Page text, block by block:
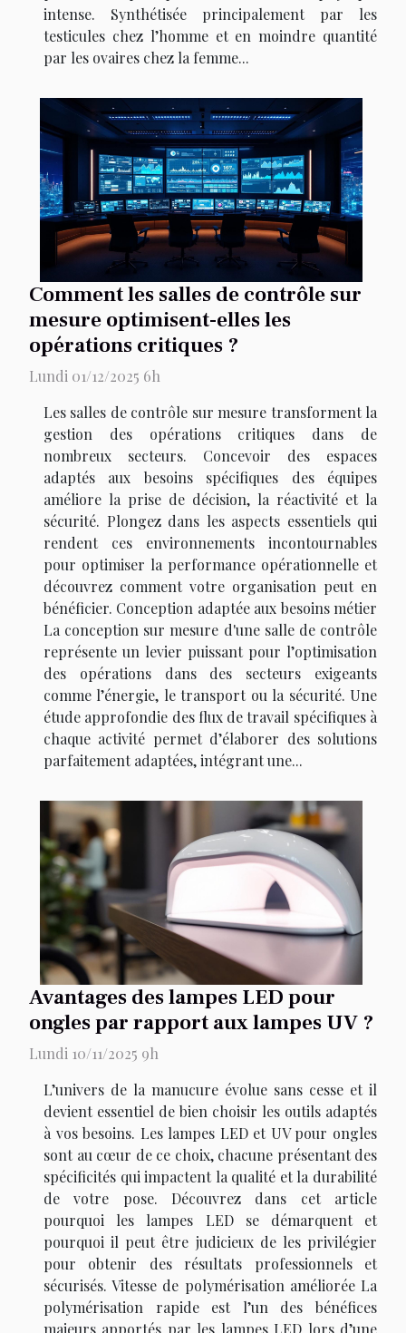
intense. Synthétisée principalement par les
testicules chez l’homme et en moindre quantité
par les ovaires chez la femme...
Comment les salles de contrôle sur
mesure optimisent-elles les
opérations critiques ?
Lundi 01/12/2025 6h
Les salles de contrôle sur mesure transforment la
gestion des opérations critiques dans de
nombreux secteurs. Concevoir des espaces
adaptés aux besoins spécifiques des équipes
améliore la prise de décision, la réactivité et la
sécurité. Plongez dans les aspects essentiels qui
rendent ces environnements incontournables
pour optimiser la performance opérationnelle et
découvrez comment votre organisation peut en
bénéficier. Conception adaptée aux besoins métier
La conception sur mesure d'une salle de contrôle
représente un levier puissant pour l’optimisation
des opérations dans des secteurs exigeants
comme l’énergie, le transport ou la sécurité. Une
étude approfondie des flux de travail spécifiques à
chaque activité permet d’élaborer des solutions
parfaitement adaptées, intégrant une...
Avantages des lampes LED pour
ongles par rapport aux lampes UV ?
Lundi 10/11/2025 9h
L’univers de la manucure évolue sans cesse et il
devient essentiel de bien choisir les outils adaptés
à vos besoins. Les lampes LED et UV pour ongles
sont au cœur de ce choix, chacune présentant des
spécificités qui impactent la qualité et la durabilité
de votre pose. Découvrez dans cet article
pourquoi les lampes LED se démarquent et
pourquoi il peut être judicieux de les privilégier
pour obtenir des résultats professionnels et
sécurisés. Vitesse de polymérisation améliorée La
polymérisation rapide est l’un des bénéfices